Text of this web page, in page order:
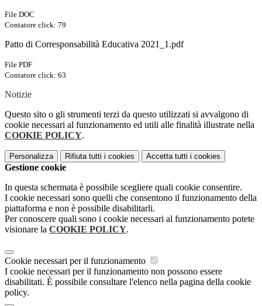
File DOC
Contatore click: 79
Patto di Corresponsabilità Educativa 2021_1.pdf
File PDF
Contatore click: 63
Notizie
Questo sito o gli strumenti terzi da questo utilizzati si avvalgono di
cookie necessari al funzionamento ed utili alle finalità illustrate nella
COOKIE POLICY.
Personalizza Rifiuta tutti i cookies Accetta tutti i cookies
Gestione cookie
In questa schermata è possibile scegliere quali cookie consentire.
I cookie necessari sono quelli che consentono il funzionamento della
piattaforma e non è possibile disabilitarli.
Per conoscere quali sono i cookie necessari al funzionamento potete
visionare la COOKIE POLICY.
Cookie necessari per il funzionamento
I cookie necessari per il funzionamento non possono essere
disabilitati. È possibile consultare l'elenco nella pagina della cookie
policy.